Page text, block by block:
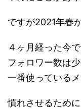
ですが2021年春
４ヶ月経った今
フォロワー数は
一番使っているメ
慣れさせるため